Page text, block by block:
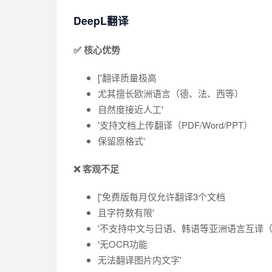
DeepL翻译
✅ 核心优势
['翻译质量极高
尤其擅长欧洲语言（德、法、西等）
自然度接近人工'
'支持文档上传翻译（PDF/Word/PPT）
保留原格式'
❌ 客观不足
['免费版每月仅允许翻译3个文档
且字符数有限'
'不支持中文与日语、韩语等亚洲语言互译
'无OCR功能
无法翻译图片内文字'